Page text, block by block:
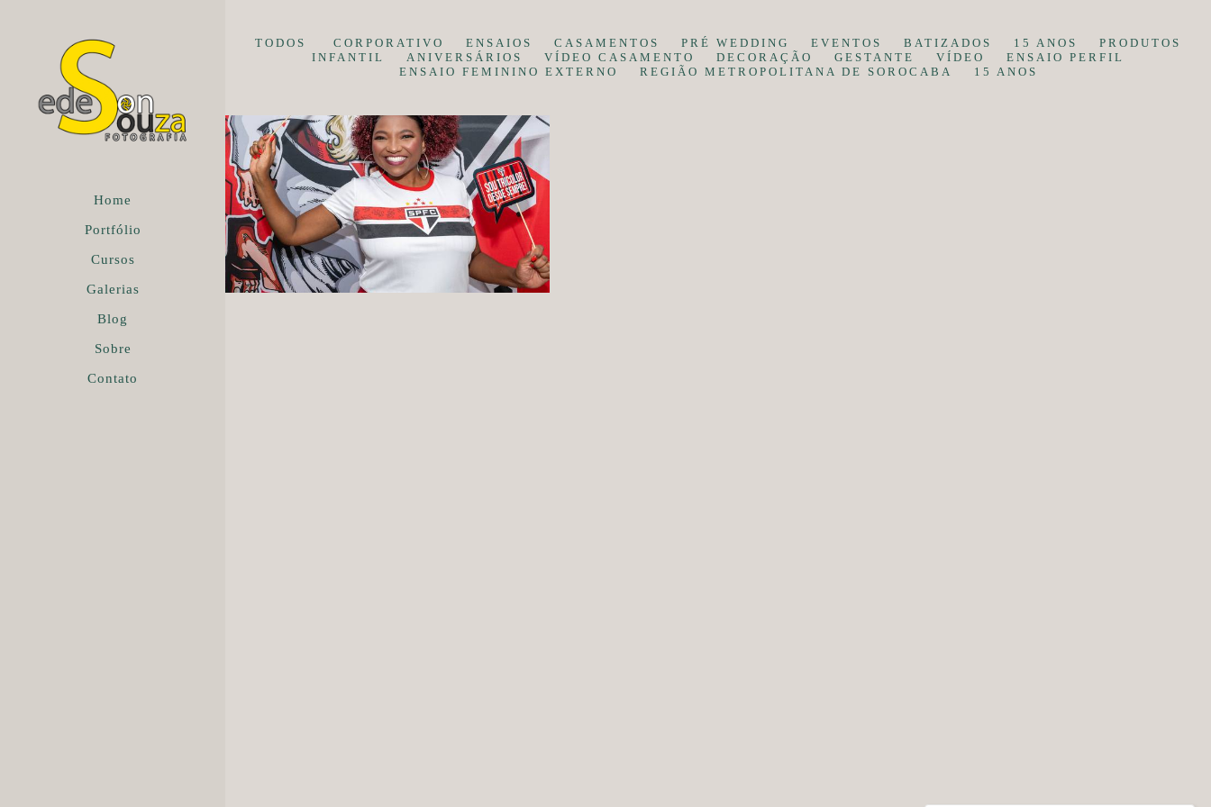
Home
Portfólio
Cursos
Galerias
Blog
Sobre
Contato
TODOS CORPORATIVO ENSAIOS CASAMENTOS PRÉ WEDDING EVENTOS BATIZADOS 15 ANOS
PRODUTOS
INFANTIL
ANIVERSÁRIOS VÍDEO CASAMENTO DECORAÇÃO GESTANTE VÍDEO
ENSAIO PERFIL
ENSAIO FEMININO EXTERNO
REGIÃO METROPOLITANA DE SOROCABA 15 ANOS